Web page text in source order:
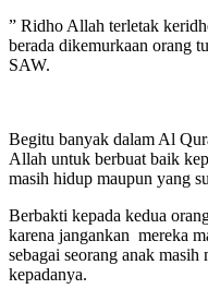
” Ridho Allah terletak
berada dikemurkaan orang
SAW.
Begitu banyak dalam Al
Allah untuk berbuat baik
masih hidup maupun yang
Berbakti kepada kedua
karena jangankan mereka
sebagai seorang anak
kepadanya.